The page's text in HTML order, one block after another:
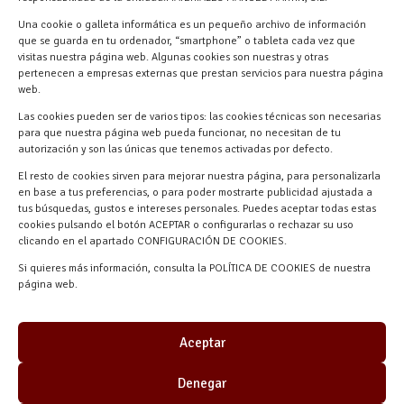
Una cookie o galleta informática es un pequeño archivo de información
que se guarda en tu ordenador, “smartphone” o tableta cada vez que
visitas nuestra página web. Algunas cookies son nuestras y otras
pertenecen a empresas externas que prestan servicios para nuestra página
web.
Las cookies pueden ser de varios tipos: las cookies técnicas son necesarias
para que nuestra página web pueda funcionar, no necesitan de tu
autorización y son las únicas que tenemos activadas por defecto.
El resto de cookies sirven para mejorar nuestra página, para personalizarla
en base a tus preferencias, o para poder mostrarte publicidad ajustada a
tus búsquedas, gustos e intereses personales. Puedes aceptar todas estas
cookies pulsando el botón ACEPTAR o configurarlas o rechazar su uso
clicando en el apartado CONFIGURACIÓN DE COOKIES.
Si quieres más información, consulta la POLÍTICA DE COOKIES de nuestra
página web.
Aceptar
Denegar
618 59 79 72 (Solo WhatsApp)
Materiales Manuel Martín Ctra.
Turégano-Navas de Oro, 47, 40280
Navalmanzano, Segovia, ESPAÑA
Desarrollado por